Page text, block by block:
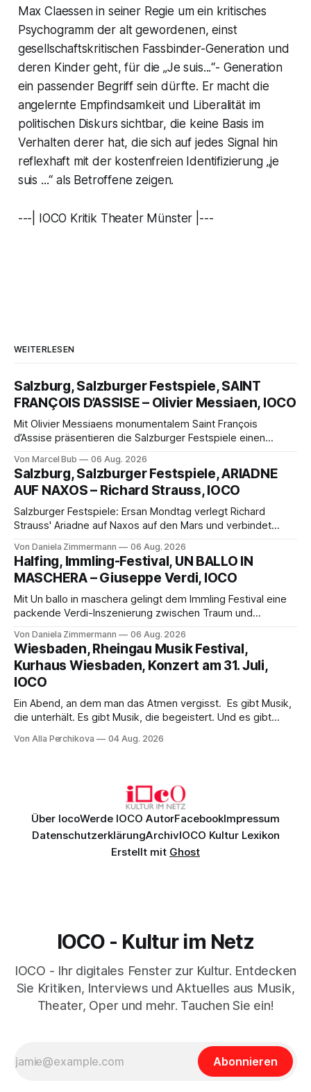
Max Claessen in seiner Regie um ein kritisches
Psychogramm der alt gewordenen, einst
gesellschaftskritischen Fassbinder-Generation und
deren Kinder geht, für die „Je suis...“- Generation
ein passender Begriff sein dürfte. Er macht die
angelernte Empfindsamkeit und Liberalität im
politischen Diskurs sichtbar, die keine Basis im
Verhalten derer hat, die sich auf jedes Signal hin
reflexhaft mit der kostenfreien Identifizierung„je
suis ...“ als Betroffene zeigen.
---| IOCO Kritik Theater Münster |---
WEITERLESEN
Salzburg, Salzburger Festspiele, SAINT
FRANÇOIS D’ASSISE – Olivier Messiaen, IOCO
Mit Olivier Messiaens monumentalem Saint François
d’Assise präsentieren die Salzburger Festspiele einen
eine bildgewaltige Inszenierung, Maxime Pascal entfaltet
die komplexe Partitur eindrucksvoll, Philippe Sly berührt als
Franziskus.
Von Marcel Bub 06 Aug. 2026
Salzburg, Salzburger Festspiele, ARIADNE
AUF NAXOS – Richard Strauss, IOCO
Salzburger Festspiele: Ersan Mondtag verlegt Richard
Strauss' Ariadne auf Naxos auf den Mars und verbindet
Aufführung mit starken Solisten und den Wiener
Philharmonikern, szenisch bleibt der zweite Akt jedoch
hinter den Erwartungen zurück.
Von Daniela Zimmermann 06 Aug. 2026
Halfing, Immling-Festival, UN BALLO IN
MASCHERA – Giuseppe Verdi, IOCO
Mit Un ballo in maschera gelingt dem Immling Festival eine
packende Verdi-Inszenierung zwischen Traum und
psychologische Tiefe mit starken Bildern, getragen von
einem spielfreudigen Ensemble und einer musikalisch
überzeugenden Gesamtleistung.
Von Daniela Zimmermann 06 Aug. 2026
Wiesbaden, Rheingau Musik Festival,
Kurhaus Wiesbaden, Konzert am 31. Juli,
IOCO
Ein Abend, an dem man das Atmen vergisst. Es gibt Musik,
die unterhält. Es gibt Musik, die begeistert. Und es gibt
Genau so war der Abend im Kurhaus Wiesbaden, an dem
Von Alla Perchikova 04 Aug. 2026
Über IocoWerde IOCO AutorFacebookImpressum
DatenschutzerklärungArchivIOCO Kultur Lexikon
Erstellt mit Ghost
IOCO - Kultur im Netz
IOCO - Ihr digitales Fenster zur Kultur. Entdecken
Sie Kritiken, Interviews und Aktuelles aus Musik,
Theater, Oper und mehr. Tauchen Sie ein!
Abonnieren